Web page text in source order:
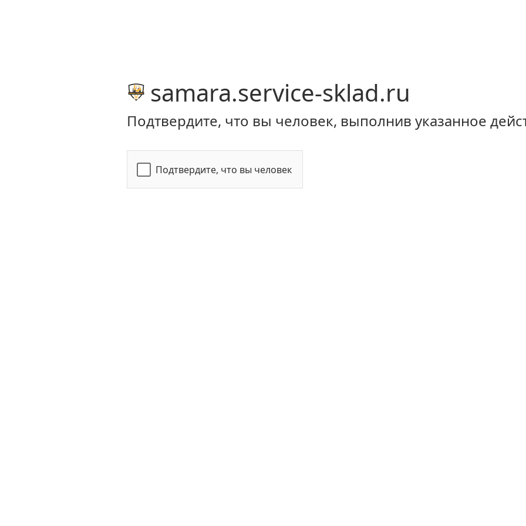
samara.service-sklad.ru
Подтвердите, что вы человек, выполнив указанное
Подтвердите, что вы человек